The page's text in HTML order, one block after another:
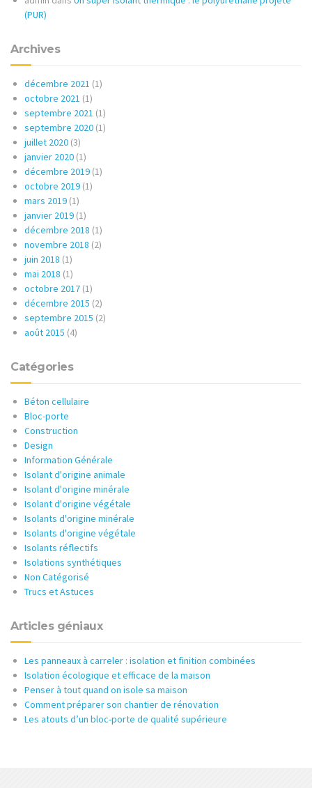
(PUR)
Archives
décembre 2021 (1)
octobre 2021 (1)
septembre 2021 (1)
septembre 2020 (1)
juillet 2020 (3)
janvier 2020 (1)
décembre 2019 (1)
octobre 2019 (1)
mars 2019 (1)
janvier 2019 (1)
décembre 2018 (1)
novembre 2018 (2)
juin 2018 (1)
mai 2018 (1)
octobre 2017 (1)
décembre 2015 (2)
septembre 2015 (2)
août 2015 (4)
Catégories
Béton cellulaire
Bloc-porte
Construction
Design
Information Générale
Isolant d'origine animale
Isolant d'origine minérale
Isolant d'origine végétale
Isolants d'origine minérale
Isolants d'origine végétale
Isolants réflectifs
Isolations synthétiques
Non Catégorisé
Trucs et Astuces
Articles géniaux
Les panneaux à carreler : isolation et finition combinées
Isolation écologique et efficace de la maison
Penser à tout quand on isole sa maison
Comment préparer son chantier de rénovation
Les atouts d’un bloc-porte de qualité supérieure